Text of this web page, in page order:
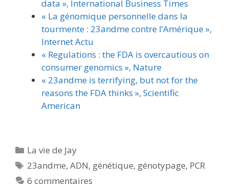
data », International Business Times
« La génomique personnelle dans la
tourmente : 23andme contre l’Amérique »,
Internet Actu
« Regulations : the FDA is overcautious on
consumer genomics », Nature
« 23andme is terrifying, but not for the
reasons the FDA thinks », Scientific
American
Catégories
La vie de Jay
Étiquettes
23andme,ADN, génétique, génotypage, PCR
6 commentaires